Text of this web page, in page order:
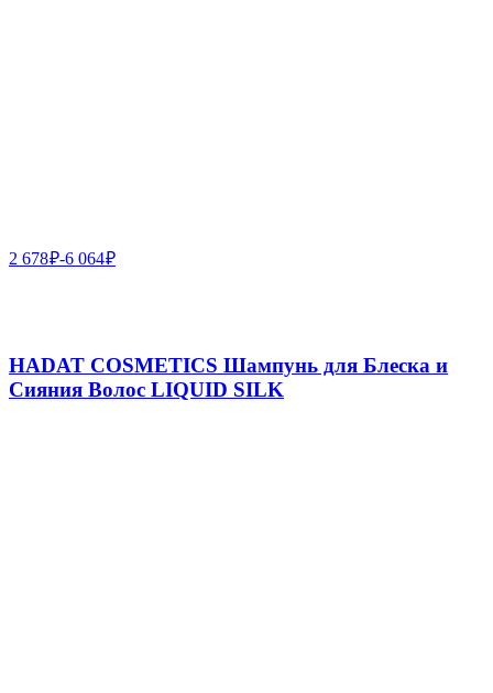
2 678₽-6 064₽
HADAT COSMETICS Шампунь для Блеска и
Сияния Волос LIQUID SILK